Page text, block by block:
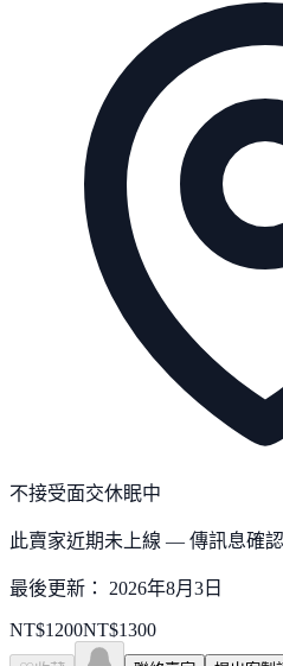
不接受面交休眠中
此賣家近期未上線 — 傳訊息確
最後更新： 2026年8月3日
NT$1200NT$1300